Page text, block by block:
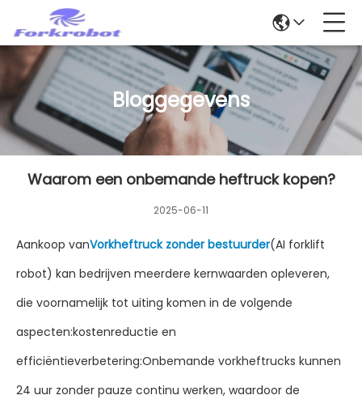
Bloggegevens
Waarom een onbemande heftruck kopen?
2025-06-11
Aankoop vanVorkheftruck zonder bestuurder(AI forklift
robot) kan bedrijven meerdere kernwaarden opleveren,
die voornamelijk tot uiting komen in de volgende
aspecten:kostenreductie en
efficiëntieverbetering:Onbemande vorkheftrucks kunnen
24 uur zonder pauze continu werken, waardoor de